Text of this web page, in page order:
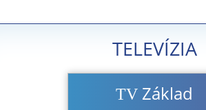
TELEVÍZIA
TV Základ